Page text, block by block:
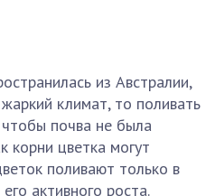
из Австралии,
климат, то поливать
почва не была
корни цветка могут
поливают только в
активного роста.